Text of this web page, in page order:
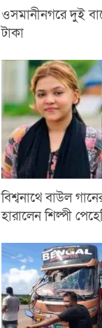
ওসমানীনগরে দুই
টাকা
বিশ্বনাথে বাউল
হারালেন শিল্পী